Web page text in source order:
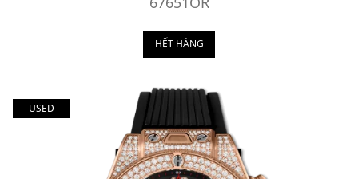
HẾT HÀNG
USED